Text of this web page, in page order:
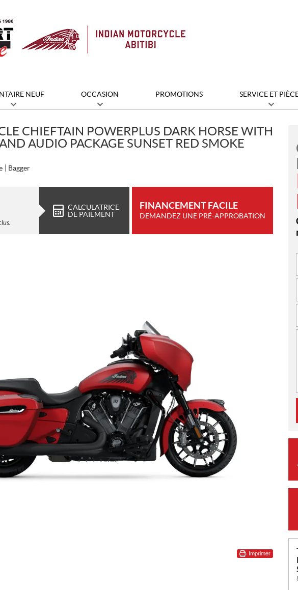
NEUF OCCASION PROMOTIONS SERVICE ET
CHIEFTAIN POWERPLUS DARK HORSE WITH
AUDIO PACKAGE SUNSET RED SMOKE
Bagger
CALCULATRICE
DE PAIEMENT
FINANCEMENT FACILE
DEMANDEZ UNE PRÉ-APPROBATION
Imprimer